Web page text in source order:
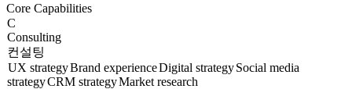
Core Capabilities
C
Consulting
컨설팅
UX strategyBrand experienceDigital strategySocial media
strategyCRM strategyMarket research